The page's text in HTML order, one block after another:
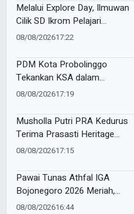
Melalui Explore Day, Ilmuwan
Cilik SD Ikrom Pelajari
Perubahan Energi dan Kelola
08/08/202617:22
PDM Kota Probolinggo
Tekankan KSA dalam
Pelatihan Jurnalistik Digital
08/08/202617:19
Musholla Putri PRA Kedurus
Terima Prasasti Heritage
Muhammadiyah, Jadi
dan Amal Saleh
08/08/202617:15
Pawai Tunas Athfal IGA
Bojonegoro 2026 Meriah,
Semarakkan Semangat Anak
08/08/202616:44